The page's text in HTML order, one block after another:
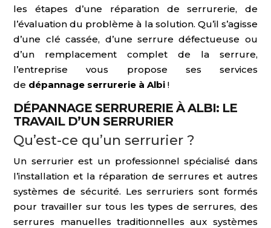
les étapes d’une réparation de serrurerie, de
l’évaluation du problème à la solution. Qu’il s’agisse
d’une clé cassée, d’une serrure défectueuse ou
d’un remplacement complet de la serrure,
l’entreprise vous propose ses services
de dépannage serrurerie à Albi !
DÉPANNAGE SERRURERIE À ALBI: LE
TRAVAIL D’UN SERRURIER
Qu’est-ce qu’un serrurier ?
Un serrurier est un professionnel spécialisé dans
l’installation et la réparation de serrures et autres
systèmes de sécurité. Les serruriers sont formés
pour travailler sur tous les types de serrures, des
serrures manuelles traditionnelles aux systèmes